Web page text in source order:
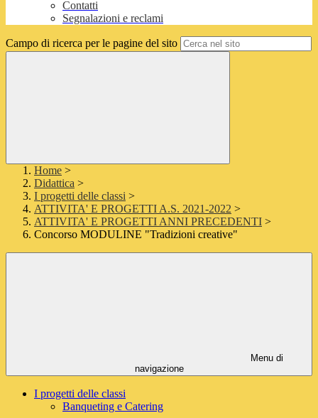
Contatti
Segnalazioni e reclami
Campo di ricerca per le pagine del sito
Home >
Didattica >
I progetti delle classi >
ATTIVITA' E PROGETTI A.S. 2021-2022 >
ATTIVITA' E PROGETTI ANNI PRECEDENTI >
Concorso MODULINE "Tradizioni creative"
Menu di
navigazione
I progetti delle classi
Banqueting e Catering